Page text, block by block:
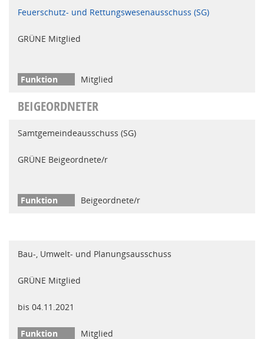
Feuerschutz- und Rettungswesenausschuss (SG)
GRÜNE Mitglied
Mitglied
BEIGEORDNETER
Samtgemeindeausschuss (SG)
GRÜNE Beigeordnete/r
Beigeordnete/r
Bau-, Umwelt- und Planungsausschuss
GRÜNE Mitglied
bis 04.11.2021
Mitglied